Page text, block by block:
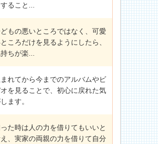
ること...
もの悪いところではなく、可愛
ころだけを見るようにしたら、
ちが楽...
れてから今までのアルバムやビ
を見ることで、初心に戻れた気
ます。
った時は人の力を借りてもいいと
、実家の両親の力を借りて自分